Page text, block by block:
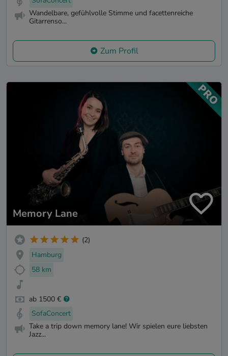
Wandelbare, gefühlvolle Stimme und facettenreiche
Gitarrenso...
Zum Profil
Memory Lane
(2)
Hamburg
58 km
ab 1500 €
SofaConcert
Take a trip down memory lane! Wir spielen eure liebsten
Jazz...